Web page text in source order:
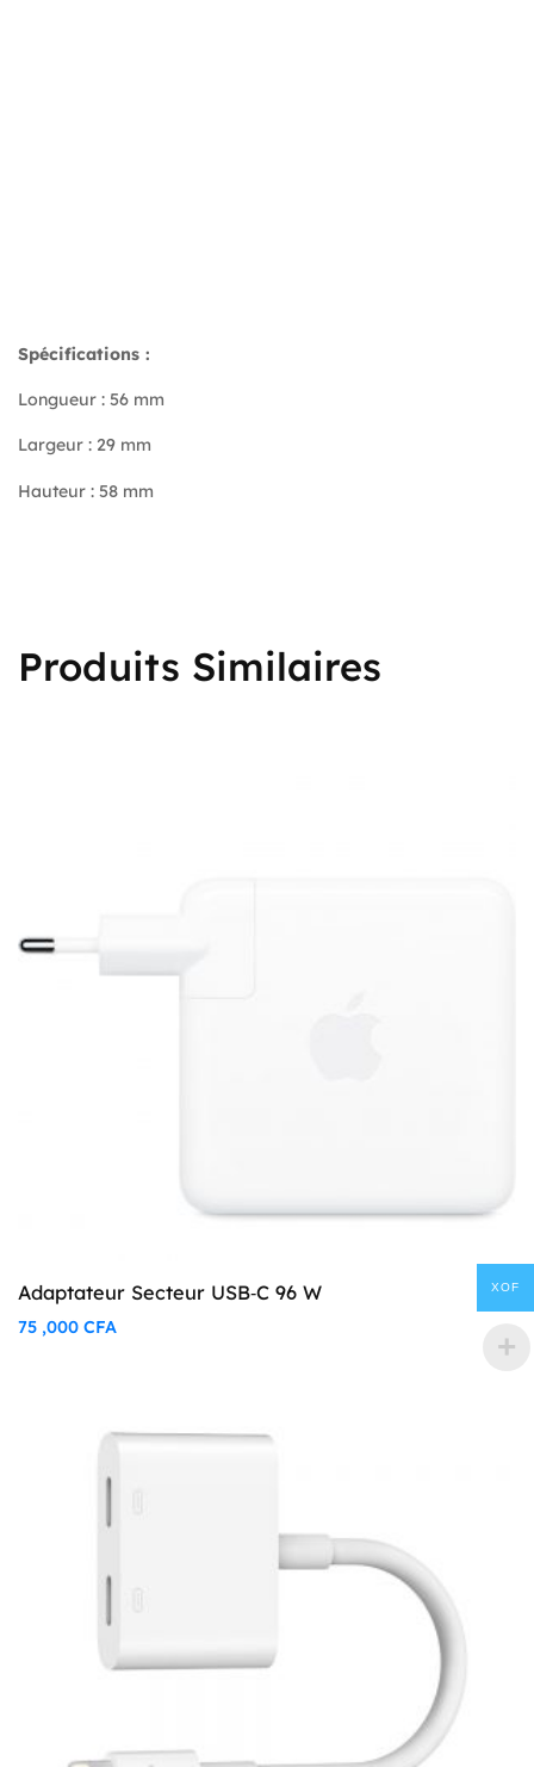
Spécifications :
Longueur : 56 mm
Largeur : 29 mm
Hauteur : 58 mm
Produits Similaires
Adaptateur Secteur USB‑C 96 W
75 ,000 CFA
XOF